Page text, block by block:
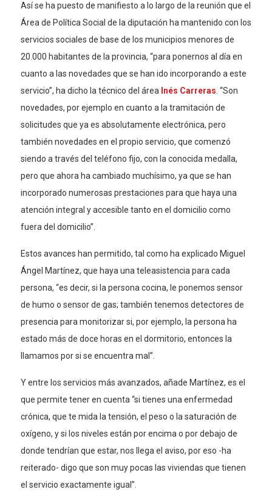
Así se ha puesto de manifiesto a lo largo de la reunión que el
Área de Política Social de la diputación ha mantenido con los
servicios sociales de base de los municipios menores de
20.000 habitantes de la provincia, “para ponernos al día en
cuanto a las novedades que se han ido incorporando a este
servicio”, ha dicho la técnico del áreaInés Carreras. “Son
novedades, por ejemplo en cuanto a la tramitación de
solicitudes que ya es absolutamente electrónica, pero
también novedades en el propio servicio, que comenzó
siendo a través del teléfono fijo, con la conocida medalla,
pero que ahora ha cambiado muchísimo, ya que se han
incorporado numerosas prestaciones para que haya una
atención integral y accesible tanto en el domicilio como
fuera del domicilio”.
Estos avances han permitido, tal como ha explicado Miguel
Ángel Martínez, que haya una teleasistencia para cada
persona, “es decir, si la persona cocina, le ponemos sensor
de humo o sensor de gas; también tenemos detectores de
presencia para monitorizar si, por ejemplo, la persona ha
estado más de doce horas en el dormitorio, entonces la
llamamos por si se encuentra mal”.
Y entre los servicios más avanzados, añade Martínez, es el
que permite tener en cuenta “si tienes una enfermedad
crónica, que te mida la tensión, el peso o la saturación de
oxígeno, y si los niveles están por encima o por debajo de
donde tendrían que estar, nos llega el aviso, por eso -ha
reiterado- digo que son muy pocas las viviendas que tienen
el servicio exactamente igual”.